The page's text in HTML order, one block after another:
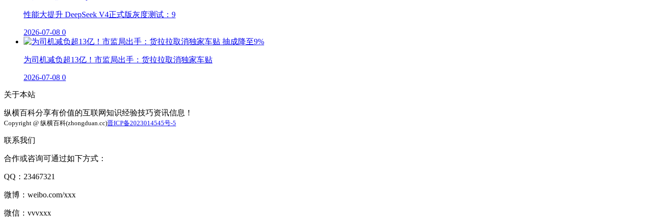
性能大提升 DeepSeek V4正式版灰度测试：9
2026-07-08 0
为司机减负超13亿！市监局出手：货拉拉取消独家车贴
2026-07-08 0
关于本站
纵横百科分享有价值的互联网知识经验技巧资讯信息！
Copyright @ 纵横百科(zhongduan.cc)晋ICP备2023014545号-5
联系我们
合作或咨询可通过如下方式：
QQ：23467321
微博：weibo.com/xxx
微信：vvvxxx